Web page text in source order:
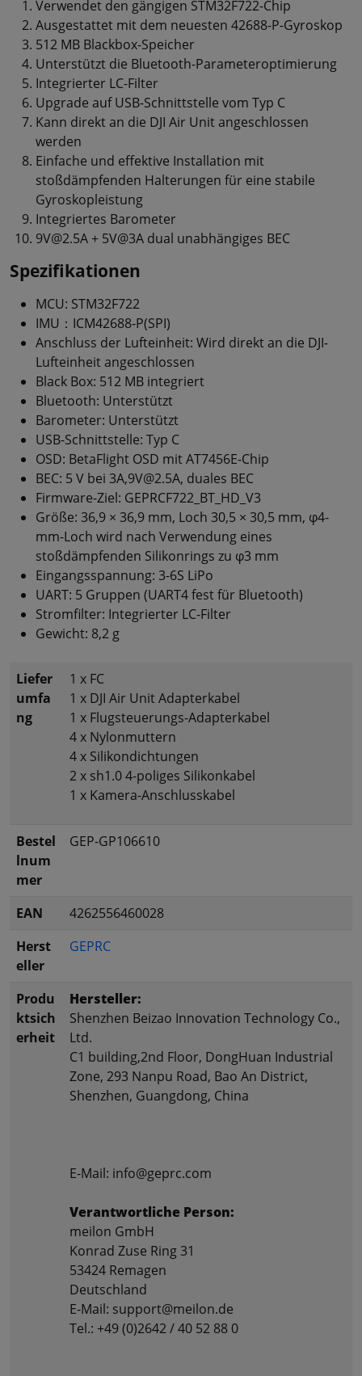
Verwendet den gängigen STM32F722-Chip
Ausgestattet mit dem neuesten 42688-P-Gyroskop
512 MB Blackbox-Speicher
Unterstützt die Bluetooth-Parameteroptimierung
Integrierter LC-Filter
Upgrade auf USB-Schnittstelle vom Typ C
Kann direkt an die DJI Air Unit angeschlossen
werden
Einfache und effektive Installation mit
stoßdämpfenden Halterungen für eine stabile
Gyroskopleistung
Integriertes Barometer
9V@2.5A + 5V@3A dual unabhängiges BEC
Spezifikationen
MCU: STM32F722
IMU：ICM42688-P(SPI)
Anschluss der Lufteinheit: Wird direkt an die DJI-
Lufteinheit angeschlossen
Black Box: 512 MB integriert
Bluetooth: Unterstützt
Barometer: Unterstützt
USB-Schnittstelle: Typ C
OSD: BetaFlight OSD mit AT7456E-Chip
BEC: 5 V bei 3A,9V@2.5A, duales BEC
Firmware-Ziel: GEPRCF722_BT_HD_V3
Größe: 36,9 × 36,9 mm, Loch 30,5 × 30,5 mm, φ4-
mm-Loch wird nach Verwendung eines
stoßdämpfenden Silikonrings zu φ3 mm
Eingangsspannung: 3-6S LiPo
UART: 5 Gruppen (UART4 fest für Bluetooth)
Stromfilter: Integrierter LC-Filter
Gewicht: 8,2 g
Liefer
umfa
ng
1 x FC
1 x DJI Air Unit Adapterkabel
1 x Flugsteuerungs-Adapterkabel
4 x Nylonmuttern
4 x Silikondichtungen
2 x sh1.0 4-poliges Silikonkabel
1 x Kamera-Anschlusskabel
Bestel
lnum
mer
GEP-GP106610
EAN
4262556460028
Herst
eller
GEPRC
Produ
ktsich
erheit
Hersteller:
Shenzhen Beizao Innovation Technology Co.,
Ltd.
C1 building,2nd Floor, DongHuan Industrial
Zone, 293 Nanpu Road, Bao An District,
Shenzhen, Guangdong, China
E-Mail: info@geprc.com
Verantwortliche Person:
meilon GmbH
Konrad Zuse Ring 31
53424 Remagen
Deutschland
E-Mail: support@meilon.de
Tel.: +49 (0)2642 / 40 52 88 0